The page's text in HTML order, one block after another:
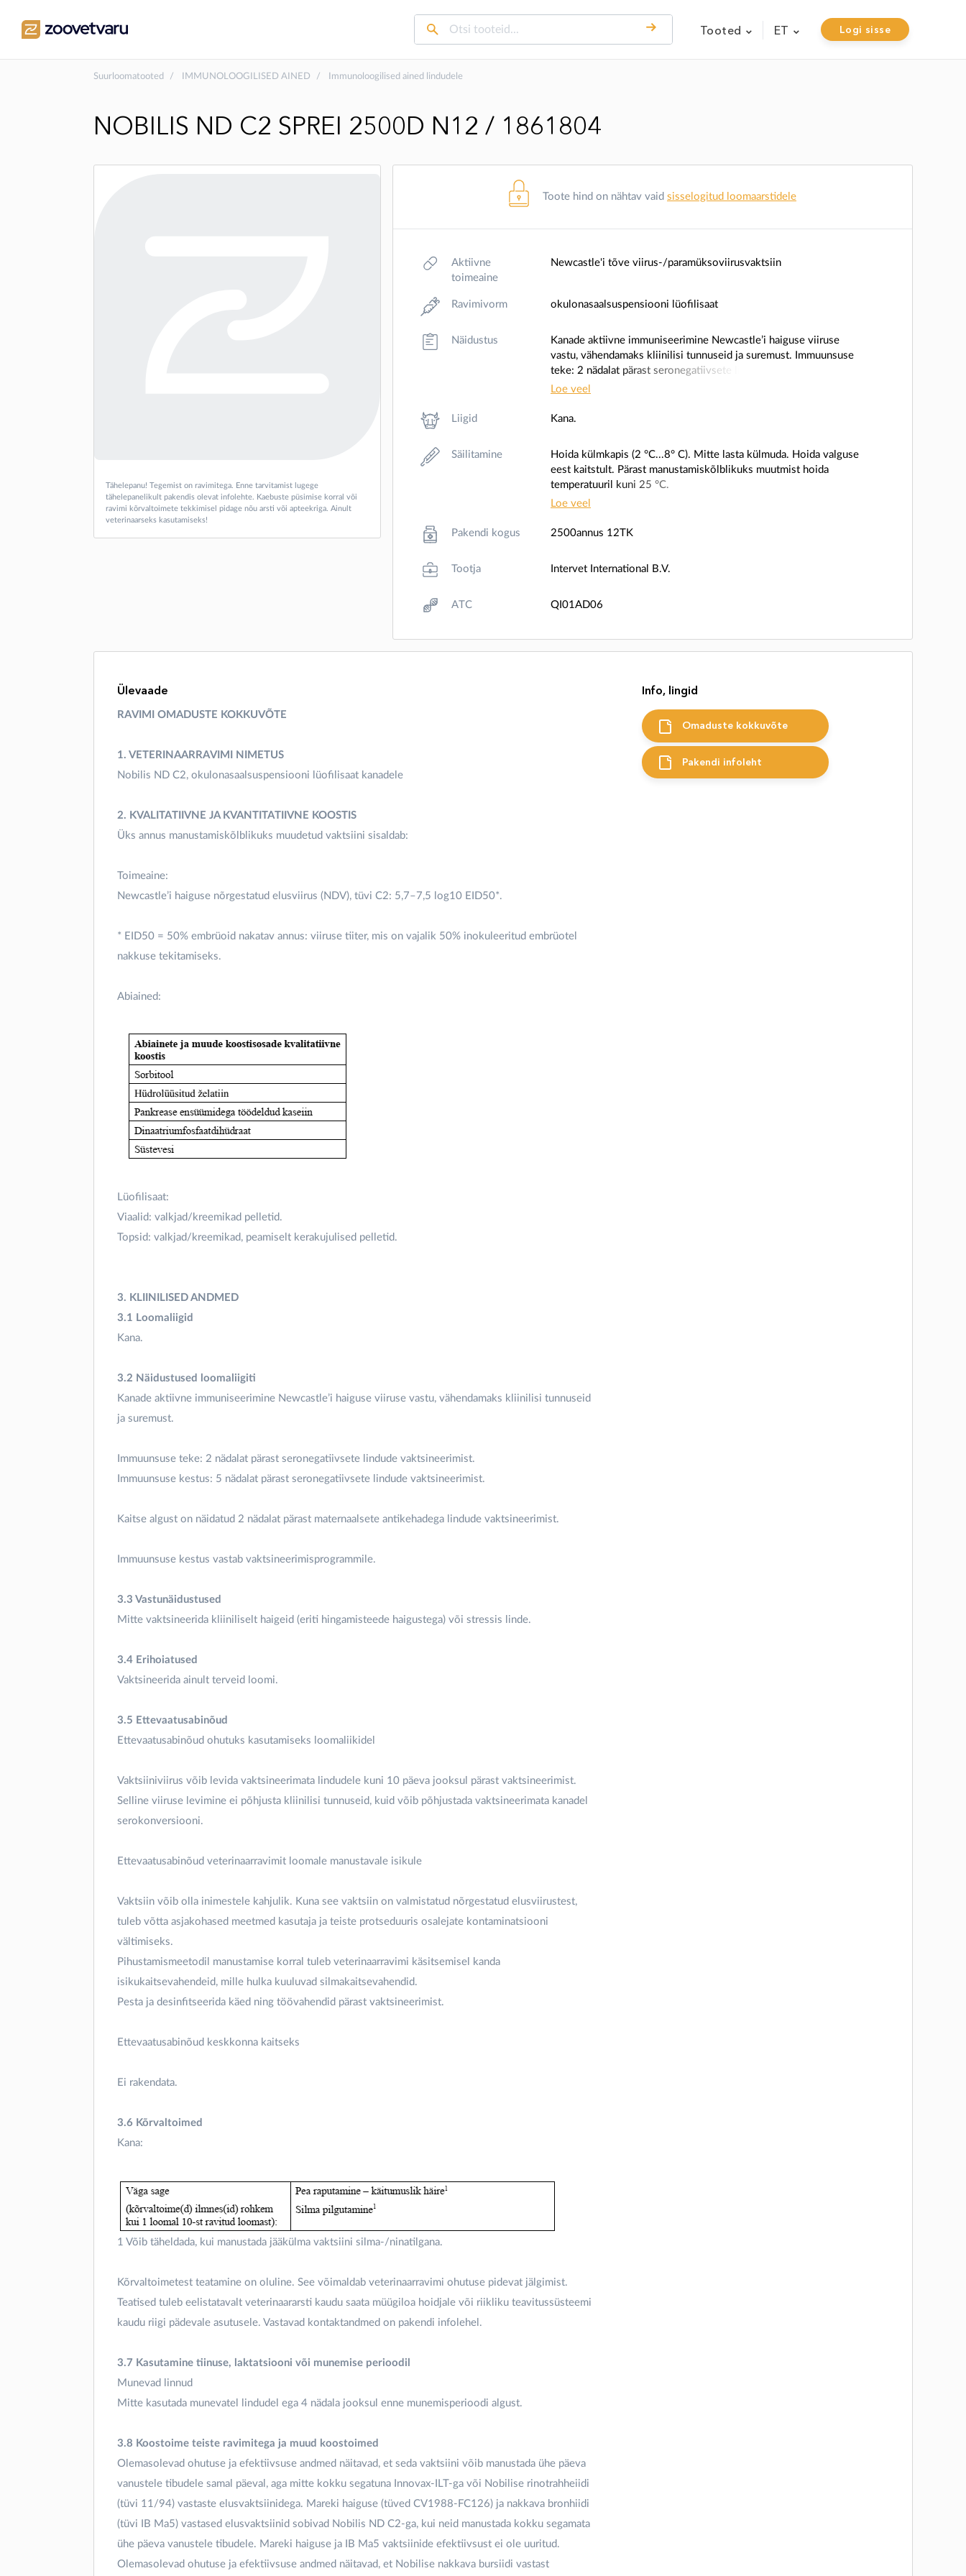
Tooted ET Logi sisse
Suurloomatooted IMMUNOLOOGILISED AINED Immunoloogilised ained lindudele
NOBILIS ND C2 SPREI 2500D N12 / 1861804
Tähelepanu! Tegemist on ravimitega. Enne tarvitamist lugege
tähelepanelikult pakendis olevat infolehte. Kaebuste püsimise korral või
ravimi kõrvaltoimete tekkimisel pidage nõu arsti või apteekriga. Ainult
veterinaarseks kasutamiseks!
Toote hind on nähtav vaid sisselogitud loomaarstidele
Aktiivne
toimeaine
Newcastle'i tõve viirus-/paramüksoviirusvaktsiin
Ravimivorm okulonasaalsuspensiooni lüofilisaat
Näidustus
Kanade aktiivne immuniseerimine Newcastle’i haiguse viiruse
vastu, vähendamaks kliinilisi tunnuseid ja suremust. Immuunsuse
teke: 2 nädalat pärast seronegatiivsete lindude vaktsineerimist.
Immuunsuse kestus: 5 nädalat pärast seronegatiivsete lindude
maternaalsete antikehadega lindude vaktsineerimist. Immuunsuse
Loe veel
Liigid Kana.
Säilitamine
Hoida külmkapis (2 °C...8° C). Mitte lasta külmuda. Hoida valguse
eest kaitstult. Pärast manustamiskõlblikuks muutmist hoida
temperatuuril kuni 25 °C.
Loe veel
Pakendi kogus 2500annus 12TK
Tootja Intervet International B.V.
ATC QI01AD06
Ülevaade
RAVIMI OMADUSTE KOKKUVÕTE
1. VETERINAARRAVIMI NIMETUS
Nobilis ND C2, okulonasaalsuspensiooni lüofilisaat kanadele
2. KVALITATIIVNE JA KVANTITATIIVNE KOOSTIS
Üks annus manustamiskõlblikuks muudetud vaktsiini sisaldab:
Toimeaine:
Newcastle’i haiguse nõrgestatud elusviirus (NDV), tüvi C2: 5,7–7,5 log10 EID50*.
* EID50 = 50% embrüoid nakatav annus: viiruse tiiter, mis on vajalik 50% inokuleeritud embrüotel
nakkuse tekitamiseks.
Abiained:
Lüofilisaat:
Viaalid: valkjad/kreemikad pelletid.
Topsid: valkjad/kreemikad, peamiselt kerakujulised pelletid.
3. KLIINILISED ANDMED
3.1 Loomaliigid
Kana.
3.2 Näidustused loomaliigiti
Kanade aktiivne immuniseerimine Newcastle’i haiguse viiruse vastu, vähendamaks kliinilisi tunnuseid
ja suremust.
Immuunsuse teke: 2 nädalat pärast seronegatiivsete lindude vaktsineerimist.
Immuunsuse kestus: 5 nädalat pärast seronegatiivsete lindude vaktsineerimist.
Kaitse algust on näidatud 2 nädalat pärast maternaalsete antikehadega lindude vaktsineerimist.
Immuunsuse kestus vastab vaktsineerimisprogrammile.
3.3 Vastunäidustused
Mitte vaktsineerida kliiniliselt haigeid (eriti hingamisteede haigustega) või stressis linde.
3.4 Erihoiatused
Vaktsineerida ainult terveid loomi.
3.5 Ettevaatusabinõud
Ettevaatusabinõud ohutuks kasutamiseks loomaliikidel
Vaktsiiniviirus võib levida vaktsineerimata lindudele kuni 10 päeva jooksul pärast vaktsineerimist.
Selline viiruse levimine ei põhjusta kliinilisi tunnuseid, kuid võib põhjustada vaktsineerimata kanadel
serokonversiooni.
Ettevaatusabinõud veterinaarravimit loomale manustavale isikule
Vaktsiin võib olla inimestele kahjulik. Kuna see vaktsiin on valmistatud nõrgestatud elusviirustest,
tuleb võtta asjakohased meetmed kasutaja ja teiste protseduuris osalejate kontaminatsiooni
vältimiseks.
Pihustamismeetodil manustamise korral tuleb veterinaarravimi käsitsemisel kanda
isikukaitsevahendeid, mille hulka kuuluvad silmakaitsevahendid.
Pesta ja desinfitseerida käed ning töövahendid pärast vaktsineerimist.
Ettevaatusabinõud keskkonna kaitseks
Ei rakendata.
3.6 Kõrvaltoimed
Kana:
1 Võib täheldada, kui manustada jääkülma vaktsiini silma-/ninatilgana.
Kõrvaltoimetest teatamine on oluline. See võimaldab veterinaarravimi ohutuse pidevat jälgimist.
Teatised tuleb eelistatavalt veterinaararsti kaudu saata müügiloa hoidjale või riikliku teavitussüsteemi
kaudu riigi pädevale asutusele. Vastavad kontaktandmed on pakendi infolehel.
3.7 Kasutamine tiinuse, laktatsiooni või munemise perioodil
Munevad linnud
Mitte kasutada munevatel lindudel ega 4 nädala jooksul enne munemisperioodi algust.
3.8 Koostoime teiste ravimitega ja muud koostoimed
Olemasolevad ohutuse ja efektiivsuse andmed näitavad, et seda vaktsiini võib manustada ühe päeva
vanustele tibudele samal päeval, aga mitte kokku segatuna Innovax-ILT-ga või Nobilise rinotrahheiidi
(tüvi 11/94) vastaste elusvaktsiinidega. Mareki haiguse (tüved CV1988-FC126) ja nakkava bronhiidi
(tüvi IB Ma5) vastased elusvaktsiinid sobivad Nobilis ND C2-ga, kui neid manustada kokku segamata
ühe päeva vanustele tibudele. Mareki haiguse ja IB Ma5 vaktsiinide efektiivsust ei ole uuritud.
Olemasolevad ohutuse ja efektiivsuse andmed näitavad, et Nobilise nakkava bursiidi vastast
Info, lingid
Omaduste kokkuvõte
Pakendi infoleht